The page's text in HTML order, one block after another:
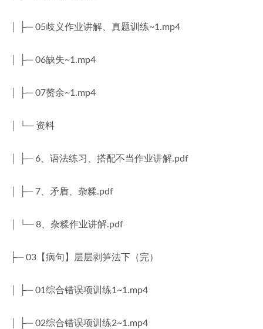
│ ├─ 05歧义作业讲解、真题训练~1.mp4
│ ├─ 06缺失~1.mp4
│ ├─ 07赘余~1.mp4
│ └─ 资料
│ ├─ 6、语法练习、搭配不当作业讲解.pdf
│ ├─ 7、矛盾、杂糅.pdf
│ └─ 8、杂糅作业讲解.pdf
├─ 03【病句】层层剥笋法下（完）
│ ├─ 01综合错误项训练1~1.mp4
│ ├─ 02综合错误项训练2~1.mp4